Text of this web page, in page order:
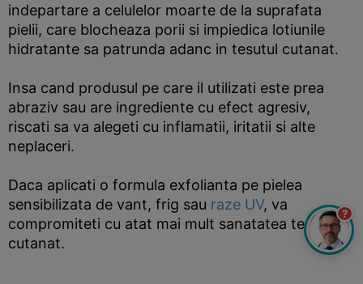
indepartare a celulelor moarte de la suprafata
pielii, care blocheaza porii si impiedica lotiunile
hidratante sa patrunda adanc in tesutul cutanat.
Insa cand produsul pe care il utilizati este prea
abraziv sau are ingrediente cu efect agresiv,
riscati sa va alegeti cu inflamatii, iritatii si alte
neplaceri.
Daca aplicati o formula exfolianta pe pielea
sensibilizata de vant, frig sau raze UV, va
compromiteti cu atat mai mult sanatatea tesutului
cutanat.
?